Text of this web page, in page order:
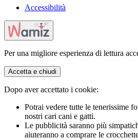
Accessibilità
Per una migliore esperienza di lettura
Accetta e chiudi
Dopo aver accettato i cookie:
Potrai vedere tutte le tenerissime
nostri cari cani e gatti.
Le pubblicità saranno più
aiuteranno a comprare le